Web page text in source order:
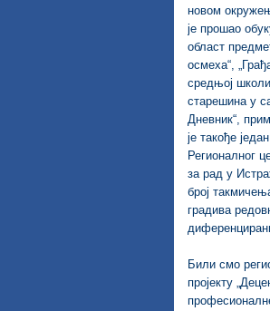
новом
је прошао
област
осмеха“,
средњој
старешина у
Дневник“,
је такође
Регионалног
за рад у
број
градива
Били смо
пројекту